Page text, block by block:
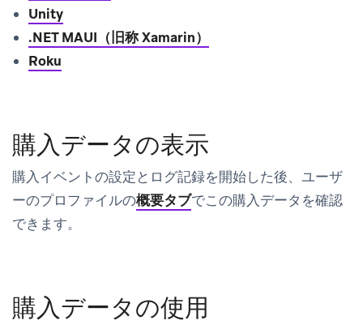
Unity
.NET MAUI（旧称 Xamarin）
Roku
購入データの表示
購入イベントの設定とログ記録を開始した後、ユーザ
ーのプロファイルの概要タブでこの購入データを確認
できます。
購入データの使用